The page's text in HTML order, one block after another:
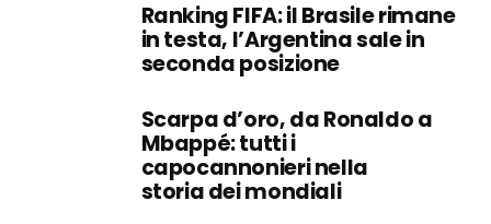
Ranking FIFA: il Brasile rimane
in testa, l’Argentina sale in
seconda posizione
Scarpa d’oro, da Ronaldo a
Mbappé: tutti i
capocannonieri nella
storia dei mondiali